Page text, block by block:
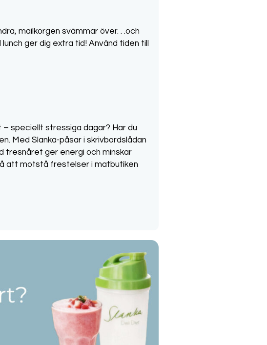
mailkorgen svämmar över. . .och
ger dig extra tid! Använd tiden till
speciellt stressiga dagar? Har du
Med Slanka-påsar i skrivbordslådan
tresnåret ger energi och minskar
att motstå frestelser i matbutiken